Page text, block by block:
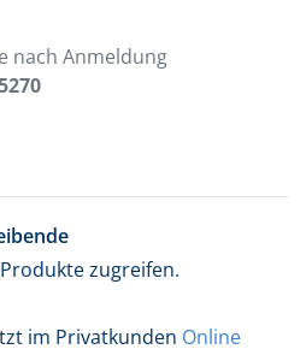
nach Anmeldung
zugreifen.
im Privatkunden Online